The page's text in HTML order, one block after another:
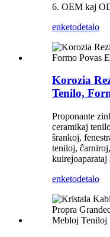
6. OEM kaj
enketodetalo
Korozia
Tenilo,
Proponante
ceramikaj
ŝrankoj,
teniloj,
kuirejoaparataj
enketodetalo